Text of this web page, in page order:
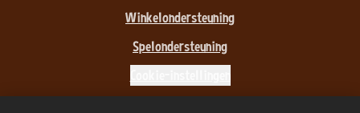
Winkelondersteuning
Spelondersteuning